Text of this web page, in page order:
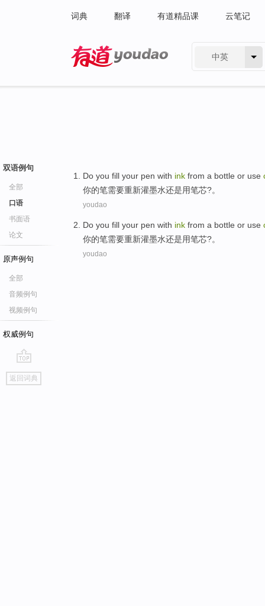
词典 翻译 有道精品课 云笔记
中英
双语例句
全部
口语
书面语
论文
原声例句
全部
音频例句
视频例句
权威例句
go
top
返回词典
Do you fill your pen with ink from a bottle or use
你的笔需要重新灌墨水还是用笔芯?。
youdao
Do you fill your pen with ink from a bottle or use
你的笔需要重新灌墨水还是用笔芯?。
youdao